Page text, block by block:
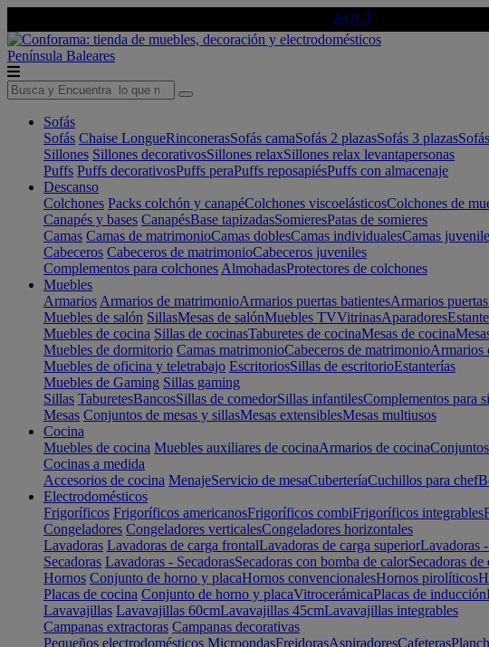
AQUÍ
Península Baleares
Sofás
Sofás Chaise LongueRinconerasSofás camaSofás 2 plazasSofás 3 plazas
Sillones Sillones decorativosSillones relaxSillones relax levantapersonas
Puffs Puffs decorativosPuffs peraPuffs reposapiésPuffs con almacenaje
Descanso
Colchones Packs colchón y canapéColchones viscoelásticosColchones de
Canapés y bases CanapésBase tapizadasSomieresPatas de somieres
Camas Camas de matrimonioCamas doblesCamas individualesCamas
Cabeceros Cabeceros de matrimonioCabeceros juveniles
Complementos para colchones AlmohadasProtectores de colchones
Muebles
Armarios Armarios de matrimonioArmarios puertas batientesArmarios
Muebles de salón SillasMesas de salónMuebles TVVitrinasAparadores
Muebles de cocina Sillas de cocinasTaburetes de cocinaMesas de cocina
Muebles de dormitorio Camas matrimonioCabeceros de matrimonioArmarios
Muebles de oficina y teletrabajo EscritoriosSillas de escritorioEstanterías
Muebles de Gaming Sillas gaming
Sillas TaburetesBancosSillas de comedorSillas infantilesComplementos para
Mesas Conjuntos de mesas y sillasMesas extensiblesMesas multiusos
Cocina
Muebles de cocina Muebles auxiliares de cocinaArmarios de cocina
Cocinas a medida
Accesorios de cocina MenajeServicio de mesaCuberteríaCuchillos para chef
Electrodomésticos
Frigoríficos Frigoríficos americanosFrigoríficos combiFrigoríficos integrables
Congeladores Congeladores verticalesCongeladores horizontales
Lavadoras Lavadoras de carga frontalLavadoras de carga superiorLavadoras
Secadoras Lavadoras - SecadorasSecadoras con bomba de calorSecadoras de
Hornos Conjunto de horno y placaHornos convencionalesHornos pirolíticos
Placas de cocina Conjunto de horno y placaVitrocerámicaPlacas de inducción
Lavavajillas Lavavajillas 60cmLavavajillas 45cmLavavajillas integrables
Campanas extractoras Campanas decorativas
Pequeños electrodomésticos MicroondasFreidorasAspiradoresCafeteras